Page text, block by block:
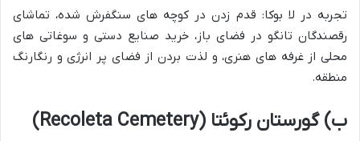
تجربه در لا بوکا: قدم زدن در کوچه های سنگفرش شده، تماشای
رقصندگان تانگو در فضای باز، خرید صنایع دستی و سوغاتی های
محلی از غرفه های هنری، و لذت بردن از فضای پر انرژی و رنگارنگ
منطقه.
ب) گورستان رکوئتا (Recoleta Cemetery)